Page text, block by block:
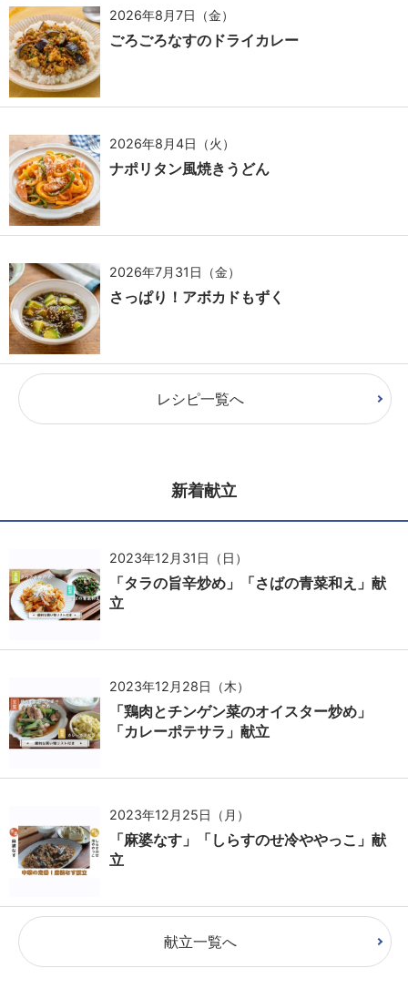
2026年8月7日（金）
ごろごろなすのドライカレー
2026年8月4日（火）
ナポリタン風焼きうどん
2026年7月31日（金）
さっぱり！アボカドもずく
レシピ一覧へ
新着献立
2023年12月31日（日）
「タラの旨辛炒め」「さばの青菜和え」献
立
2023年12月28日（木）
「鶏肉とチンゲン菜のオイスター炒め」
「カレーポテサラ」献立
2023年12月25日（月）
「麻婆なす」「しらすのせ冷ややっこ」献
立
献立一覧へ